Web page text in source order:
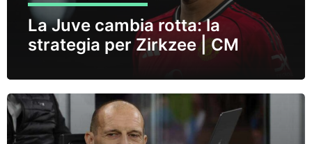
La Juve cambia rotta: la
strategia per Zirkzee | CM